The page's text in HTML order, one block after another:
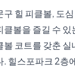
구 힐 피클볼, 도
클볼을 즐길 수
볼 코트를 갖춘
. 힐스포파크 2층